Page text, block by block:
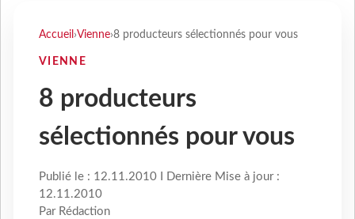
Accueil ›Vienne›8 producteurs sélectionnés pour vous
VIENNE
8 producteurs
sélectionnés pour vous
Publié le : 12.11.2010 I Dernière Mise à jour :
12.11.2010
Par Rédaction